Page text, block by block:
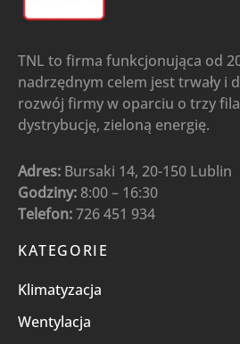
TNL to firma funkcjonująca od
nadrzędnym celem jest trwały i
rozwój firmy w oparciu o trzy
dystrybucję, zieloną energię.
Adres: Bursaki 14, 20-150 Lublin
Godziny: 8:00 – 16:30
Telefon:726 451 934
KATEGORIE
Klimatyzacja
Wentylacja